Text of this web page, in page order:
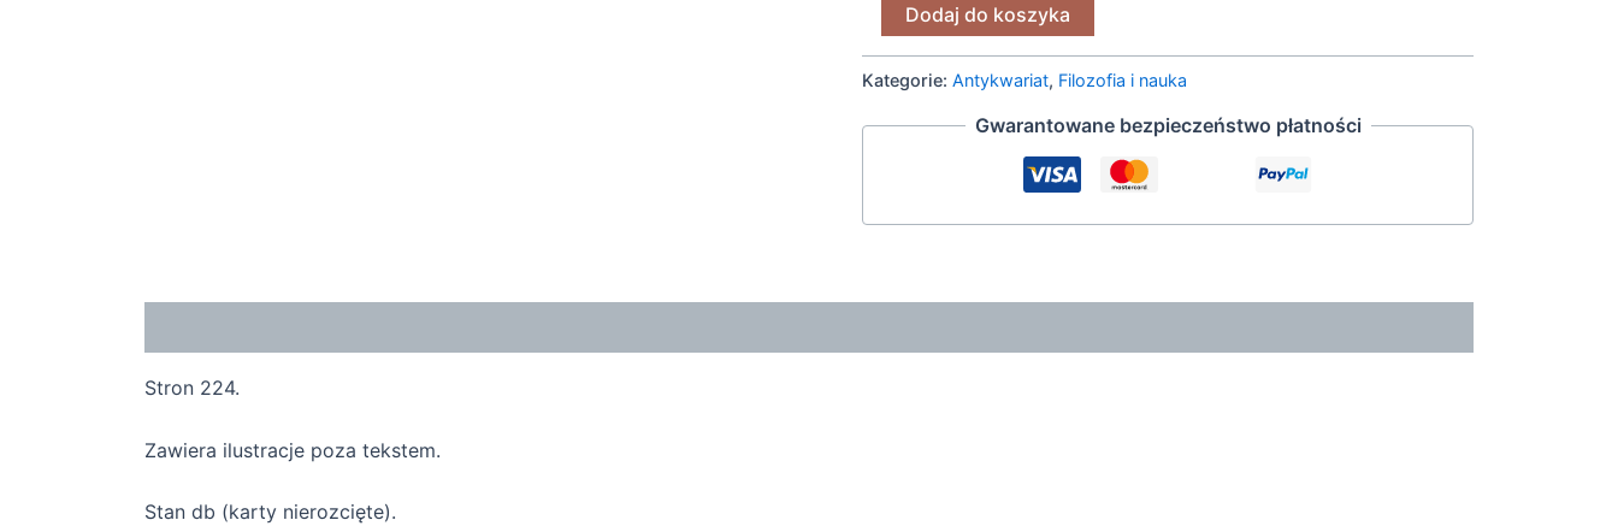
Dodaj do koszyka
Kategorie:Antykwariat, Filozofia i nauka
Gwarantowane bezpieczeństwo płatności
Stron 224.
Zawiera ilustracje poza tekstem.
Stan db (karty nierozcięte).